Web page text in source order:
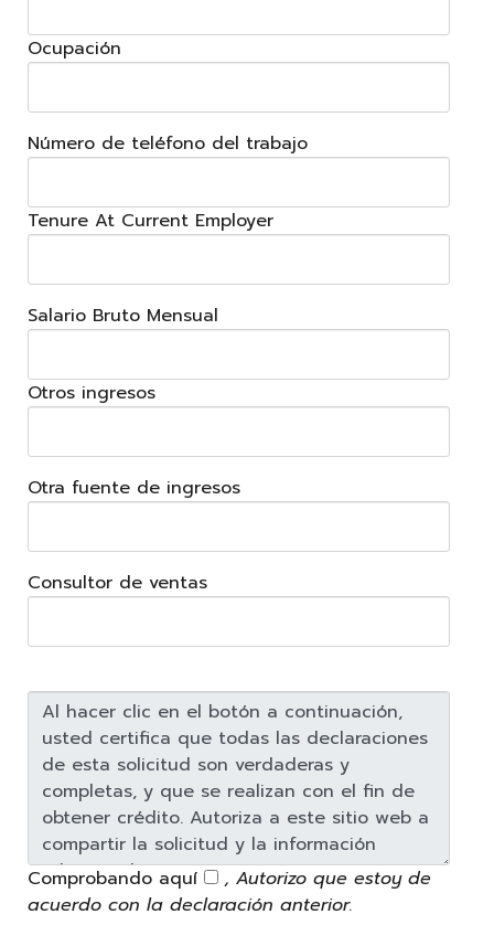
Ocupación
Número de teléfono del trabajo
Tenure At Current Employer
Salario Bruto Mensual
Otros ingresos
Otra fuente de ingresos
Consultor de ventas
Comprobando aquí
, Autorizo que estoy de
acuerdo con la declaración anterior.